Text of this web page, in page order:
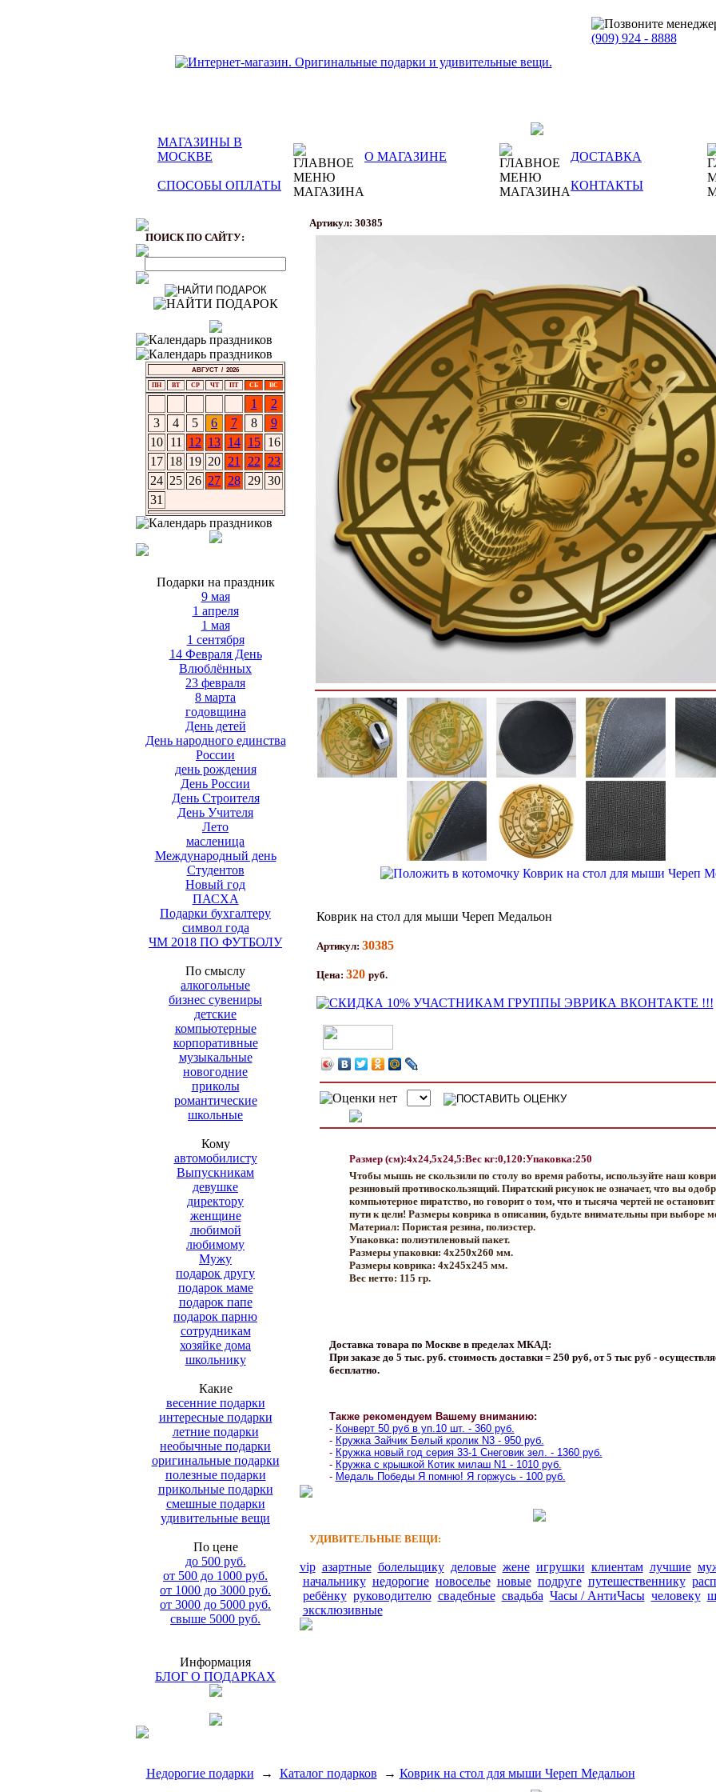
(909) 924 - 8888
МАГАЗИНЫ В
МОСКВЕ
О МАГАЗИНЕ ДОСТАВКА
СПОСОБЫ ОПЛАТЫ КОНТАКТЫ
ПОИСК ПО САЙТУ:
АВГУСТ / 2026
ПН ВТ СР ЧТ ПТ СБ ВС
1
2
3
4 5 6 7 8
9
10 11 12 13 14 15
16
17 18 19 20 21 22
23
24 25 26 27 28 29 30
31
Подарки на праздник
9 мая
1 апреля
1 мая
1 сентября
14 Февраля День
Влюблённых
23 февраля
8 марта
годовщина
День детей
День народного единства
России
день рождения
День России
День Строителя
День Учителя
Лето
масленица
Международный день
Студентов
Новый год
ПАСХА
Подарки бухгалтеру
символ года
ЧМ 2018 ПО ФУТБОЛУ
По смыслу
алкогольные
бизнес сувениры
детские
компьютерные
корпоративные
музыкальные
новогодние
приколы
романтические
школьные
Кому
автомобилисту
Выпускникам
девушке
директору
женщине
любимой
любимому
Мужу
подарок другу
подарок маме
подарок папе
подарок парню
сотрудникам
хозяйке дома
школьнику
Какие
весенние подарки
интересные подарки
летние подарки
необычные подарки
оригинальные подарки
полезные подарки
прикольные подарки
смешные подарки
удивительные вещи
По цене
до 500 руб.
от 500 до 1000 руб.
от 1000 до 3000 руб.
от 3000 до 5000 руб.
свыше 5000 руб.
Информация
БЛОГ О ПОДАРКАХ
Артикул: 30385
Коврик на стол для мыши Череп Медальон
Артикул: 30385
Цена: 320 руб.
Размер (см):4x24,5x24,5:Вес кг:0,120:Упаковка:250
Чтобы мышь не скользили по столу во время работы, используйте наш
резиновый противоскользящий. Пиратский рисунок не означает, что вы
компьютерное пиратство, но говорит о том, что и тысяча чертей не остановит
пути к цели! Размеры коврика в описании, будьте внимательны при выборе
Материал: Пористая резина, полиэстер.
Упаковка: полиэтиленовый пакет.
Размеры упаковки: 4х250х260 мм.
Размеры коврика: 4х245х245 мм.
Вес нетто: 115 гр.
Доставка товара по Москве в пределах МКАД:
При заказе до 5 тыс. руб. стоимость доставки = 250 руб, от 5 тыс руб -
бесплатно.
Также рекомендуем Вашему вниманию:
- Конверт 50 руб в уп.10 шт. - 360 руб.
- Кружка Зайчик Белый кролик N3 - 950 руб.
- Кружка новый год серия 33-1 Снеговик зел. - 1360 руб.
- Кружка с крышкой Котик милаш N1 - 1010 руб.
- Медаль Победы Я помню! Я горжусь - 100 руб.
УДИВИТЕЛЬНЫЕ ВЕЩИ:
vip азартные болельщику деловые жене игрушки клиентам лучшие
начальнику недорогие новоселье новые подруге путешественнику
ребёнку руководителю свадебные свадьба Часы / АнтиЧасы человеку
эксклюзивные
Недорогие подарки → Каталог подарков → Коврик на стол для мыши Череп Медальон